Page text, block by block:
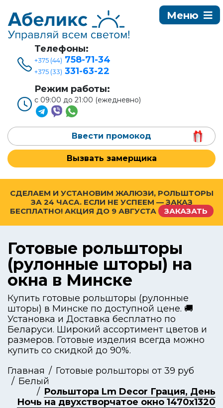
Телефоны:
+375 (44) 758-71-34
+375 (33) 331-63-22
Режим работы:
с 09:00 до 21:00 (ежедневно)
Ввести промокод
Вызвать замерщика
СДЕЛАЕМ И УСТАНОВИМ ЖАЛЮЗИ, РОЛЬШТОРЫ
ЗА 24 ЧАСА. ЕСЛИ НЕ УСПЕЕМ — ЗАКАЗ
БЕСПЛАТНО! АКЦИЯ ДО 9 АВГУСТА ЗАКАЗАТЬ
Готовые рольшторы
(рулонные шторы) на
окна в Минске
Купить готовые рольшторы (рулонные
шторы) в Минске по доступной цене. 🚚
Установка и Доставка бесплатно по
Беларуси. Широкий ассортимент цветов и
размеров. Готовые изделия всегда можно
купить со скидкой до 90%.
Главная
Готовые рольшторы от 39 руб
Белый
Рольштора Lm Decor Грация, День
Ночь на двухстворчатое окно 1470x1320